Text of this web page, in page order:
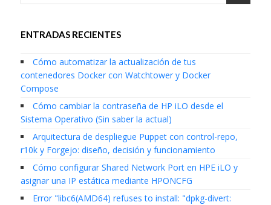
ENTRADAS RECIENTES
Cómo automatizar la actualización de tus
contenedores Docker con Watchtower y Docker
Compose
Cómo cambiar la contraseña de HP iLO desde el
Sistema Operativo (Sin saber la actual)
Arquitectura de despliegue Puppet con control-repo,
r10k y Forgejo: diseño, decisión y funcionamiento
Cómo configurar Shared Network Port en HPE iLO y
asignar una IP estática mediante HPONCFG
Error "libc6(AMD64) refuses to install: "dpkg-divert: